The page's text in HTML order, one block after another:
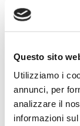
Questo sito
Utilizziamo i
annunci, per
analizzare il
informazioni
una comunità
Come si fa
(2024).